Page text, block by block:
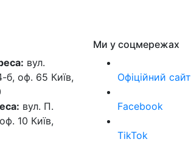
вул.
б, оф. 65 Київ,
вул. П.
10 Київ,
Ми у соцмережах
Офіційний сайт
Facebook
TikTok